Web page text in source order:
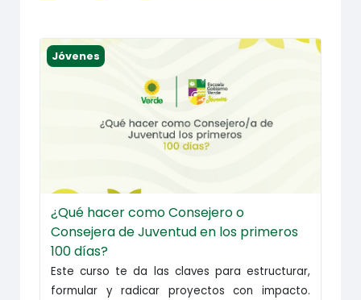
¿Qué hacer como Consejero o Consejera de
Jóvenes
¿Qué hacer como Consejero o
Consejera de Juventud en los primeros
100 días?
Este curso te da las claves para estructurar,
formular y radicar proyectos con impacto.